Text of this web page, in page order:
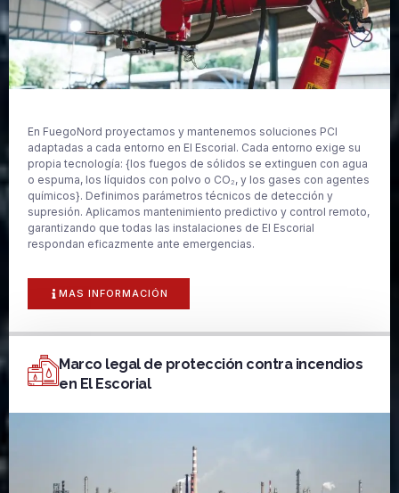
En FuegoNord proyectamos y mantenemos soluciones PCI
adaptadas a cada entorno en El Escorial. Cada entorno exige su
propia tecnología: {los fuegos de sólidos se extinguen con agua
o espuma, los líquidos con polvo o CO₂, y los gases con agentes
químicos}. Definimos parámetros técnicos de detección y
supresión. Aplicamos mantenimiento predictivo y control remoto,
garantizando que todas las instalaciones de El Escorial
respondan eficazmente ante emergencias.
MAS INFORMACIÓN
Marco legal de protección contra incendios
en El Escorial